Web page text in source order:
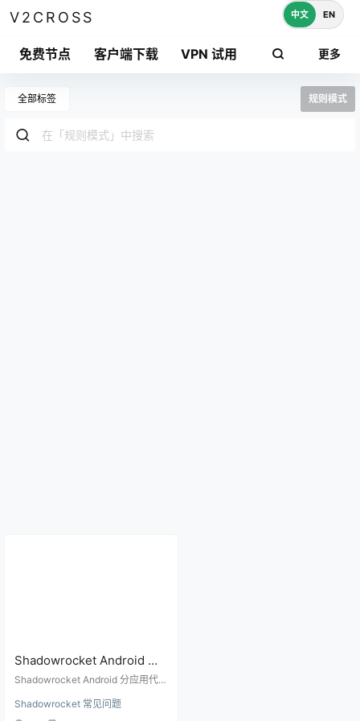
V2CROSS
免费节点 客户端下载 VPN 试用 更多
中文 EN
全部标签 规则模式
Shadowrocket Android 分
应用代理怎么设置？哪些
Shadowrocket Android 分应用代理
分应用代理的区别，以及浏览器、
社交、下载和银行类 App 的设置建
Shadowrocket 常见问题